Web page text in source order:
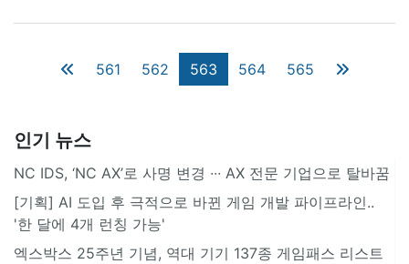
561 562 563 564 565
인기 뉴스
NC IDS, ‘NC AX’로 사명 변경 ∙∙∙ AX 전문 기업으로 탈바꿈
[기획] AI 도입 후 극적으로 바뀐 게임 개발 파이프라인..
'한 달에 4개 런칭 가능'
엑스박스 25주년 기념, 역대 기기 137종 게임패스 리스트